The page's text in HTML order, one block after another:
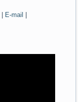
E-mail